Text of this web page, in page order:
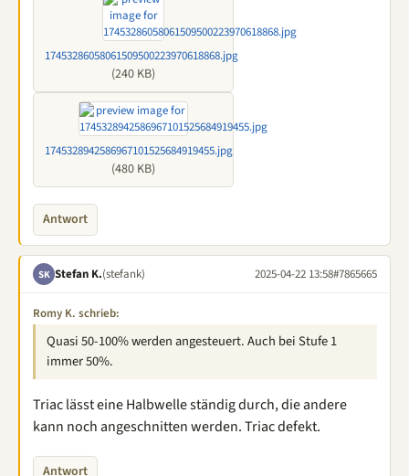
17453286058061509500223970618868.jpg
(240 KB)
1745328942586967101525684919455.jpg
(480 KB)
Antwort
SK Stefan K.(stefank) 2025-04-22 13:58#7865665
Romy K. schrieb:
Quasi 50-100% werden angesteuert. Auch bei Stufe 1
immer 50%.
Triac lässt eine Halbwelle ständig durch, die andere
kann noch angeschnitten werden. Triac defekt.
Antwort